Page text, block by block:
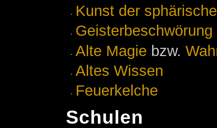
Kunst der
Geisterbeschwörung
Alte Magie bzw.
Altes Wissen
Feuerkelche
Schulen